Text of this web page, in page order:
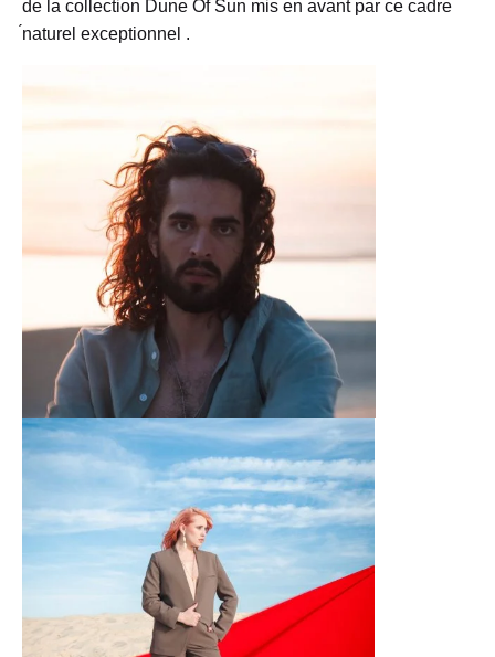
de la collection Dune Of Sun mis en avant par ce cadre
́naturel exceptionnel .